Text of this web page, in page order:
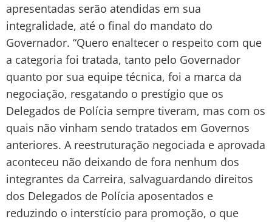
apresentadas serão atendidas em sua
integralidade, até o final do mandato do
Governador. “Quero enaltecer o respeito com que
a categoria foi tratada, tanto pelo Governador
quanto por sua equipe técnica, foi a marca da
negociação, resgatando o prestígio que os
Delegados de Polícia sempre tiveram, mas com os
quais não vinham sendo tratados em Governos
anteriores. A reestruturação negociada e aprovada
aconteceu não deixando de fora nenhum dos
integrantes da Carreira, salvaguardando direitos
dos Delegados de Polícia aposentados e
reduzindo o interstício para promoção, o que